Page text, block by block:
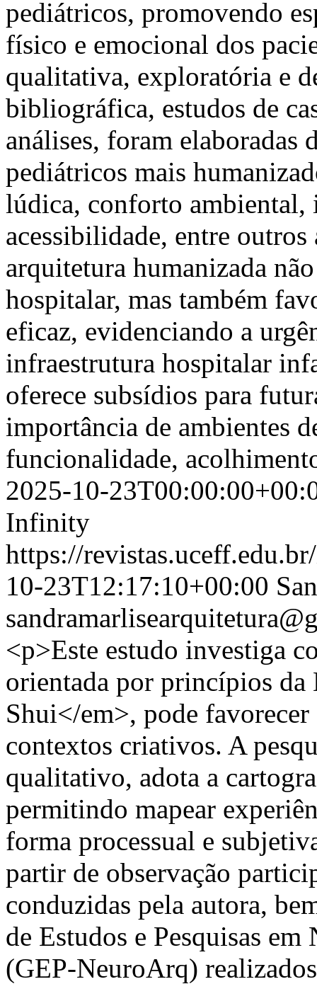
pediátricos, promovendo
físico e emocional dos
qualitativa, exploratória e
bibliográfica, estudos de
análises, foram elaboradas
pediátricos mais
lúdica, conforto ambiental,
acessibilidade, entre
arquitetura humanizada
hospitalar, mas também
eficaz, evidenciando a
infraestrutura hospitalar
oferece subsídios para
importância de ambientes
funcionalidade,
2025-10-
Infinity
https://
10-23T12:17:10+00:00
<p>Este estudo investiga
orientada por princípios da
Shui</em>, pode
contextos criativos. A
qualitativo, adota a
permitindo mapear
forma processual e
partir de observação
conduzidas pela autora,
de Estudos e Pesquisas
(GEP-NeuroArq)